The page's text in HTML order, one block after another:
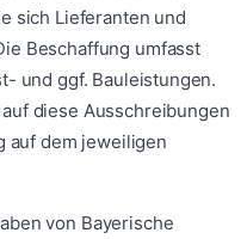
sich Lieferanten und
Beschaffung umfasst
und ggf. Bauleistungen.
diese Ausschreibungen
auf dem jeweiligen
von Bayerische